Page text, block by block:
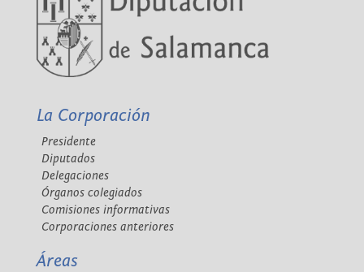
La Corporación
Presidente
Diputados
Delegaciones
Órganos colegiados
Comisiones informativas
Corporaciones anteriores
Áreas